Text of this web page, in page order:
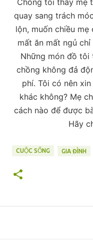
Chồng tôi thấy mẹ
quay sang trách
lộn, muốn chiều
mất ăn mất ngủ
Những món đồ tôi
chồng không đả
phí. Tôi có nên
khác không? Mẹ
cách nào để được
Hãy
CUỘC SỐNG GIA ĐÌNH